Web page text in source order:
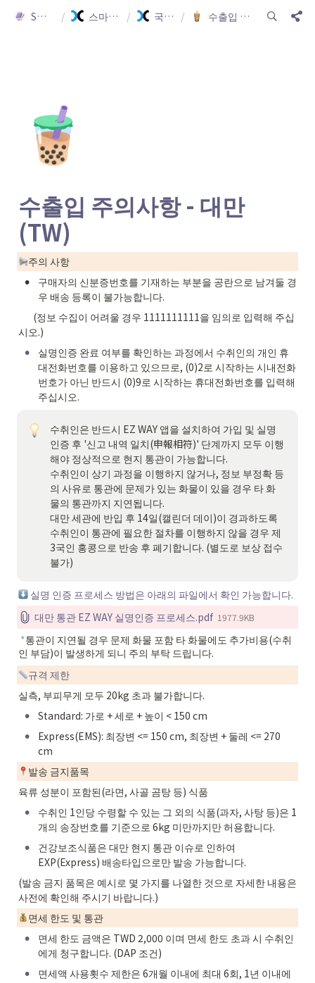
Smartship Guide / 스마트십 가이드(한글) / 국가별 주의사항 / 수출입 주의사항 - 대만(TW)
🧋
수출입 주의사항 - 대만
(TW)
주의 사항
•
구매자의 신분증번호를 기재하는 부분을 공란으로 남겨둘 경
우 배송 등록이 불가능합니다.
(정보 수집이 어려울 경우 1111111111을 임의로 입력해 주십
시오.)
•
실명인증 완료 여부를 확인하는 과정에서 수취인의 개인 휴
대전화번호를 이용하고 있으므로, (0)2로 시작하는 시내전화
번호가 아닌 반드시 (0)9로 시작하는 휴대전화번호를 입력해
주십시오.
수취인은 반드시 EZ WAY 앱을 설치하여 가입 및 실명
인증 후 '신고 내역 일치(申報相符)' 단계까지 모두 이행
해야 정상적으로 현지 통관이 가능합니다.
수취인이 상기 과정을 이행하지 않거나, 정보 부정확 등
의 사유로 통관에 문제가 있는 화물이 있을 경우 타 화
물의 통관까지 지연됩니다.
대만 세관에 반입 후 14일(캘린더 데이)이 경과하도록
수취인이 통관에 필요한 절차를 이행하지 않을 경우 제
3국인 홍콩으로 반송 후 폐기합니다. (별도로 보상 접수
불가)
실명 인증 프로세스 방법은 아래의 파일에서 확인 가능합니다.
대만 통관 EZ WAY 실명인증 프로세스.pdf 1977.9KB
*통관이 지연될 경우 문제 화물 포함 타 화물에도 추가비용(수취
인 부담)이 발생하게 되니 주의 부탁 드립니다.
규격 제한
실측, 부피무게 모두 20kg 초과 불가합니다.
• Standard: 가로 + 세로 + 높이 < 150 cm
•
Express(EMS): 최장변 <= 150 cm, 최장변 + 둘레 <= 270
cm
발송 금지품목
육류 성분이 포함된(라면, 사골 곰탕 등) 식품
•
수취인 1인당 수령할 수 있는 그 외의 식품(과자, 사탕 등)은 1
개의 송장번호를 기준으로 6kg 미만까지만 허용합니다.
•
건강보조식품은 대만 현지 통관 이슈로 인하여
EXP(Express) 배송타입으로만 발송 가능합니다.
(발송 금지 품목은 예시로 몇 가지를 나열한 것으로 자세한 내용은
사전에 확인해 주시기 바랍니다.)
면세 한도 및 통관
•
면세 한도 금액은 TWD 2,000 이며 면세 한도 초과 시 수취인
에게 청구합니다. (DAP 조건)
•
면세액 사용횟수 제한은 6개월 이내에 최대 6회, 1년 이내에